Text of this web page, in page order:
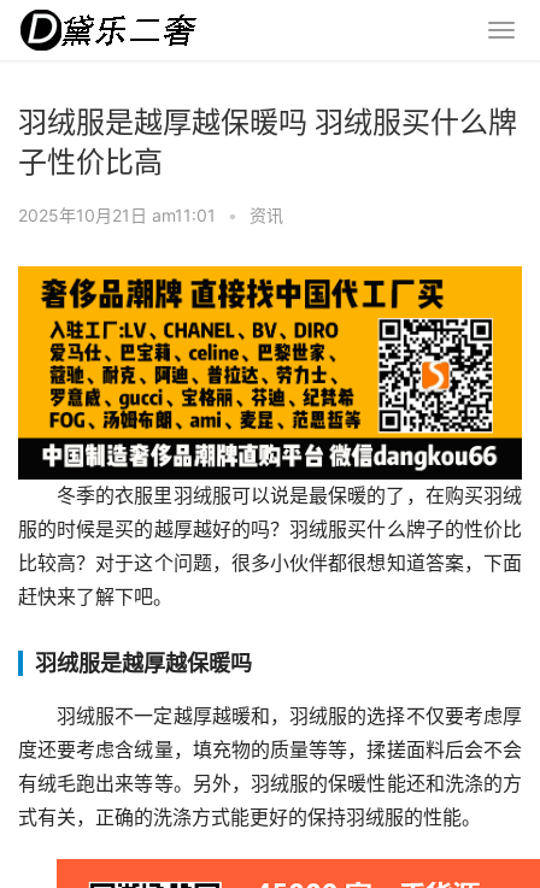
羽绒服是越厚越保暖吗 羽绒服买什么牌
子性价比高
2025年10月21日 am11:01 • 资讯
冬季的衣服里羽绒服可以说是最保暖的了，在购买羽绒
服的时候是买的越厚越好的吗？羽绒服买什么牌子的性价比
比较高？对于这个问题，很多小伙伴都很想知道答案，下面
赶快来了解下吧。
羽绒服是越厚越保暖吗
羽绒服不一定越厚越暖和，羽绒服的选择不仅要考虑厚
度还要考虑含绒量，填充物的质量等等，揉搓面料后会不会
有绒毛跑出来等等。另外，羽绒服的保暖性能还和洗涤的方
式有关，正确的洗涤方式能更好的保持羽绒服的性能。